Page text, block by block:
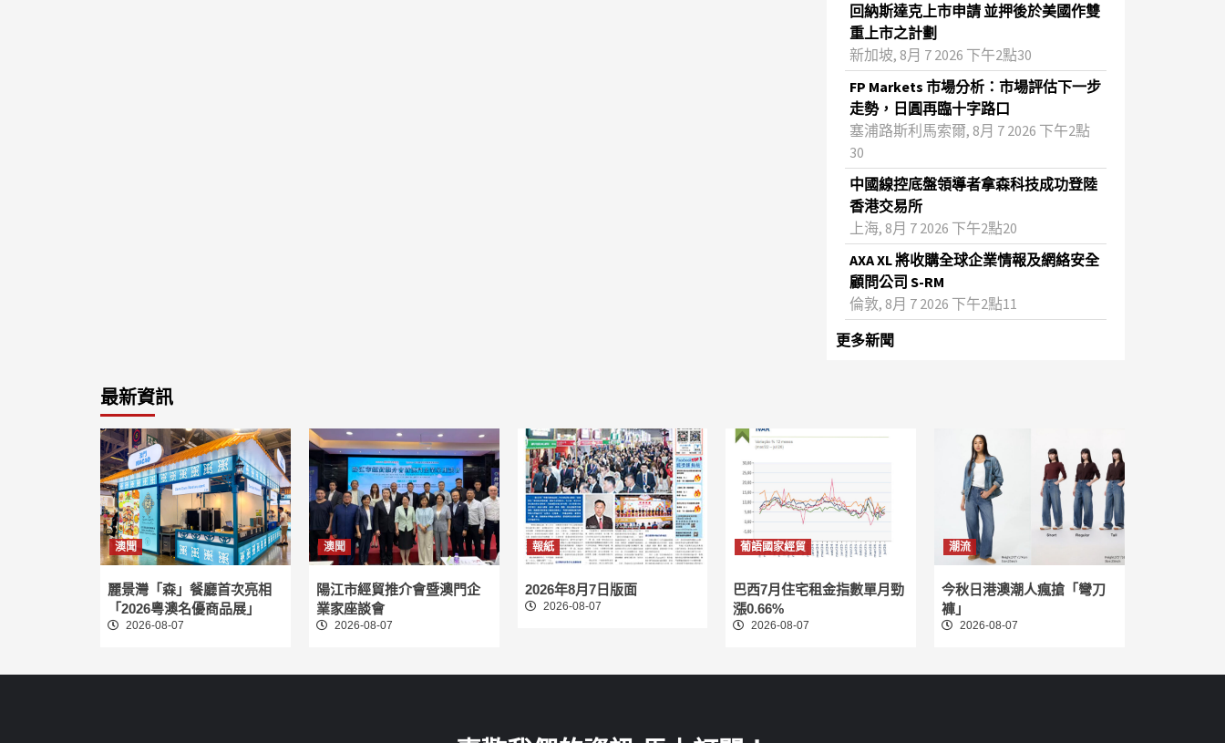
回納斯達克上市申請 並押後於美國作雙
重上市之計劃
新加坡, 8月 7 2026 下午2點30
FP Markets 市場分析：市場評估下一步
走勢，日圓再臨十字路口
塞浦路斯利馬索爾, 8月 7 2026 下午2點
30
中國線控底盤領導者拿森科技成功登陸
香港交易所
上海, 8月 7 2026 下午2點20
AXA XL 將收購全球企業情報及網絡安全
顧問公司 S-RM
倫敦, 8月 7 2026 下午2點11
更多新聞
最新資訊
澳聞
麗景灣「森」餐廳首次亮相
「2026粵澳名優商品展」
2026-08-07
澳聞
陽江市經貿推介會暨澳門企
業家座談會
2026-08-07
報紙
2026年8月7日版面
2026-08-07
葡語國家經貿
巴西7月住宅租金指數單月勁
漲0.66%
2026-08-07
潮流
今秋日港澳潮人瘋搶「彎刀
褲」
2026-08-07